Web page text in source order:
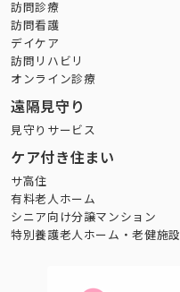
訪問診療
訪問看護
デイケア
訪問リハビリ
オンライン診療
遠隔見守り
見守りサービス
ケア付き住まい
サ高住
有料老人ホーム
シニア向け分譲マンション
特別養護老人ホーム・老健施設